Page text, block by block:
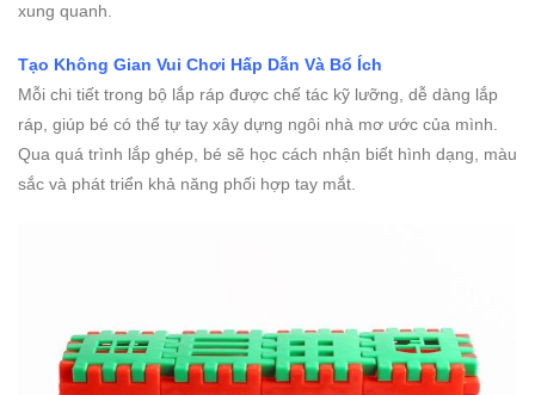
xung quanh.
Tạo Không Gian Vui Chơi Hấp Dẫn Và Bổ Ích
Mỗi chi tiết trong bộ lắp ráp được chế tác kỹ lưỡng, dễ dàng lắp
ráp, giúp bé có thể tự tay xây dựng ngôi nhà mơ ước của mình.
Qua quá trình lắp ghép, bé sẽ học cách nhận biết hình dạng, màu
sắc và phát triển khả năng phối hợp tay mắt.